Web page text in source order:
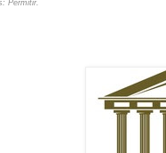
Permitir.